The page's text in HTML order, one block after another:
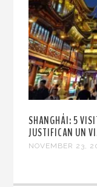
SHANGHÁI: 5
JUSTIFICAN UN
NOVEMBER 23,